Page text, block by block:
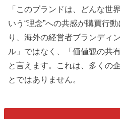
「このブランドは、どんな世
いう“理念”への共感が購買行
り、海外の経営者ブランディ
ル」ではなく、「価値観の共
と言えます。これは、多くの
とではありません。